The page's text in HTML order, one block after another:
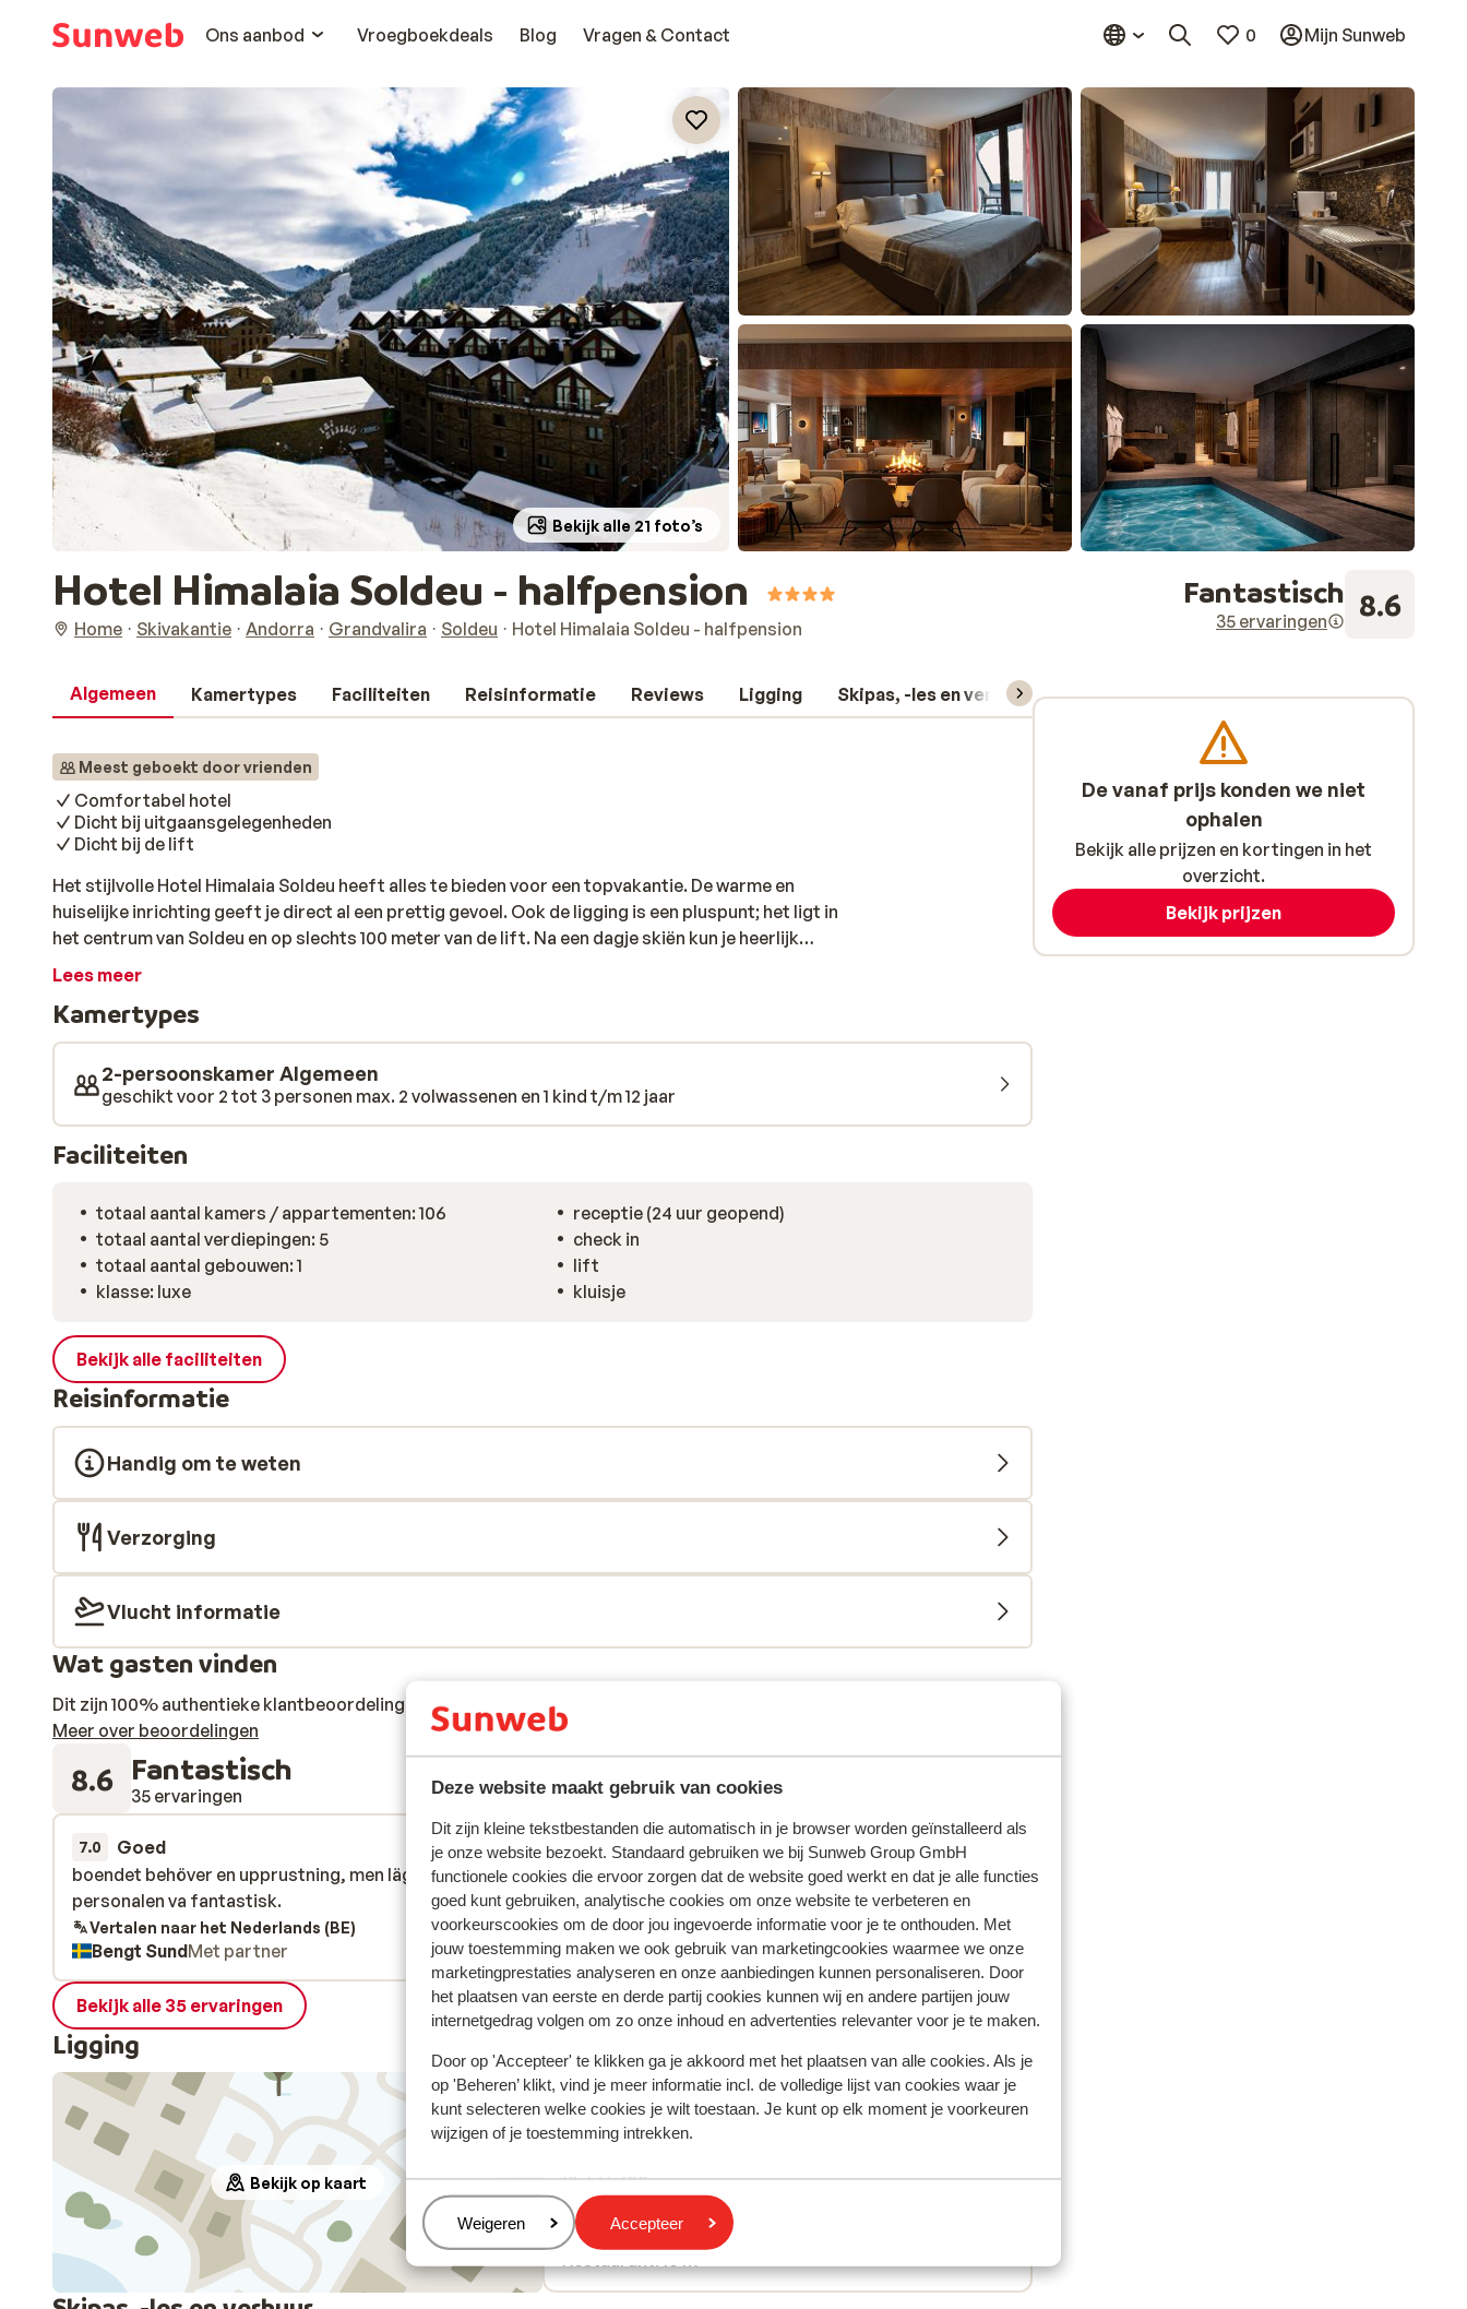
Deze website maakt gebruik van cookies
Dit zijn kleine tekstbestanden die automatisch in je browser worden geïnstalleerd als
je onze website bezoekt. Standaard gebruiken we bij Sunweb Group GmbH
functionele cookies die ervoor zorgen dat de website goed werkt en dat je alle functies
goed kunt gebruiken, analytische cookies om onze website te verbeteren en
voorkeurscookies om de door jou ingevoerde informatie voor je te onthouden. Met
jouw toestemming maken we ook gebruik van marketingcookies waarmee we onze
marketingprestaties analyseren en onze aanbiedingen kunnen personaliseren. Door
het plaatsen van eerste en derde partij cookies kunnen wij en andere partijen jouw
internetgedrag volgen om zo onze inhoud en advertenties relevanter voor je te maken.
Door op 'Accepteer' te klikken ga je akkoord met het plaatsen van alle cookies. Als je
op 'Beheren’ klikt, vind je meer informatie incl. de volledige lijst van cookies waar je
kunt selecteren welke cookies je wilt toestaan. Je kunt op elk moment je voorkeuren
wijzigen of je toestemming intrekken.
Beheren
Weigeren Accepteer
Ons aanbod
Vroegboekdeals Blog Vragen & Contact 0 Mijn Sunweb
Bekijk alle 21 foto’s
Hotel Himalaia Soldeu - halfpension
Home Skivakantie Andorra Grandvalira Soldeu Hotel Himalaia Soldeu - halfpension
Fantastisch
35 ervaringen 8.6
Algemeen Kamertypes Faciliteiten Reisinformatie Reviews Ligging Skipas, -les en verhuur
Meest geboekt door vrienden
Comfortabel hotel
Dicht bij uitgaansgelegenheden
Dicht bij de lift
Het stijlvolle Hotel Himalaia Soldeu heeft alles te bieden voor een topvakantie. De warme en
huiselijke inrichting geeft je direct al een prettig gevoel. Ook de ligging is een pluspunt; het ligt in
het centrum van Soldeu en op slechts 100 meter van de lift. Na een dagje skiën kun je heerlijk
bijkomen in de jacuzzi en de sauna en de spieren los laten masseren. Voor de kleintjes is er een
Vervelen is er dus niet bij tijdens deze wintersportvakantie.
Lees meer
Kamertypes
2-persoonskamer Algemeen
geschikt voor 2 tot 3 personen max. 2 volwassenen en 1 kind t/m 12 jaar
Faciliteiten
totaal aantal kamers / appartementen: 106
totaal aantal verdiepingen: 5
totaal aantal gebouwen: 1
klasse: luxe
receptie (24 uur geopend)
check in
lift
kluisje
Bekijk alle faciliteiten
Reisinformatie
Handig om te weten
Verzorging
Vlucht informatie
Wat gasten vinden
Dit zijn 100% authentieke klantbeoordelingen die hun ervaring met ons product eerlijk weergeven.
Meer over beoordelingen
8.6 Fantastisch
35 ervaringen
7.0 Goed
22 mrt. 2026
boendet behöver en upprustning, men läget är bra och
personalen va fantastisk.
boendet behöver en upprustning, men läget är bra och
personalen va fantastisk.
Vertalen naar het Nederlands (BE)
Bengt SundMet partner
8.7 Fantastisch
8 mrt. 2026
Volledig en goed
Volledig en goed
De kubus clubVrienden
Bekijk alle 35 ervaringen
Ligging
Bekijk op kaart
Afstanden
In het centrum
Skilift: 100 m
Skischool: 450 m
Winkels: 10 m
Restaurant: 10 m
De vanaf prijs konden we niet
ophalen
Bekijk alle prijzen en kortingen in het
overzicht.
Bekijk prijzen